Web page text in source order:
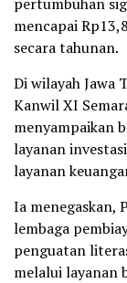
mencapai
secara tahunan.
Di wilayah Jawa
Kanwil XI
menyampaikan
layanan
layanan
Ia menegaskan,
lembaga
penguatan
melalui layanan